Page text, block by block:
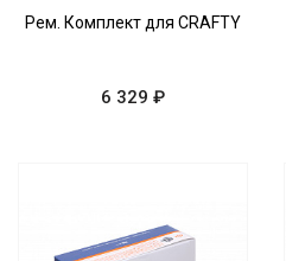
Рем. Комплект для CRAFTY
6 329 ₽